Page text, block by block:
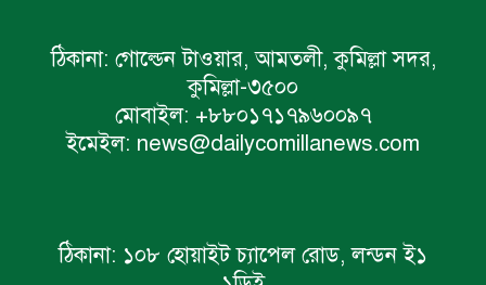
ঠিকানা: গোল্ডেন টাওয়ার, আমতলী, কুমিল্লা সদর,
কুমিল্লা-৩৫০০
মোবাইল: +৮৮০১৭১৭৯৬০০৯৭
ইমেইল: news@dailycomillanews.com
ঠিকানা: ১০৮ হোয়াইট চ্যাপেল রোড, লন্ডন ই১